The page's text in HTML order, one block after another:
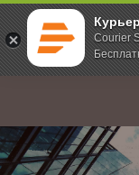
Courier
; Главная О